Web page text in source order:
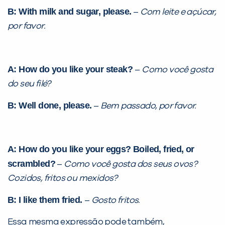
B: With milk and sugar, please. – Com leite e açúcar,
por favor.
A: How do you like your steak? – Como você gosta
do seu filé?
B:Well done, please. – Bem passado, por favor.
A: How do you like your eggs? Boiled, fried, or
scrambled? – Como você gosta dos seus ovos?
Cozidos, fritos ou mexidos?
B: I like them fried. – Gosto fritos.
Essa mesma expressão pode também,
já vamos te colocar em contato
Você é aluno inFlux?
Sim